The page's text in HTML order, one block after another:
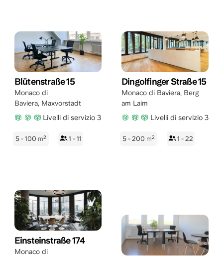
Blütenstraße 15
Monaco di
Baviera, Maxvorstadt
Livelli di servizio 3
5 - 100 m2 1 - 11
Dingolfinger Straße 15
Monaco di Baviera, Berg
am Laim
Livelli di servizio 3
5 - 200 m2 1 - 22
Einsteinstraße 174
Monaco di